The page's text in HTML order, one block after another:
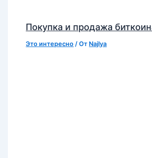
Покупка и продажа
Это интересно / От Najlya